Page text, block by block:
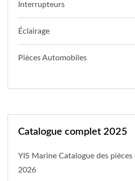
Interrupteurs
Éclairage
Pièces Automobiles
Catalogue complet 2025
YIS Marine Catalogue des
2026